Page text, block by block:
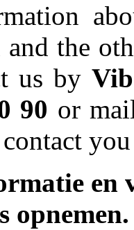
and the
us by
90 or
opnemen.